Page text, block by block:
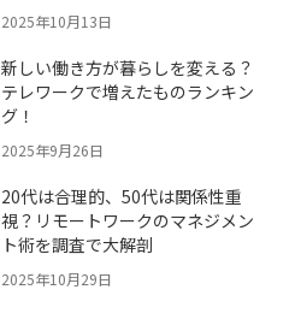
2025年10月13日
新しい働き方が暮らしを変える？
テレワークで増えたものランキン
グ！
2025年9月26日
20代は合理的、50代は関係性重
視？リモートワークのマネジメン
ト術を調査で大解剖
2025年10月29日